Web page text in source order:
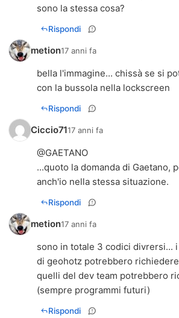
sono la stessa cosa?
Rispondi
metion17 anni fa
bella l'immagine... chissà se si
con la bussola nella lockscreen
Rispondi
Ciccio7117 anni fa
@GAETANO
...quoto la domanda di Gaetano,
anch'io nella stessa situazione.
Rispondi
metion17 anni fa
sono in totale 3 codici divrersi...
di geohotz potrebbero
quelli del dev team potrebbero
(sempre programmi futuri)
Rispondi